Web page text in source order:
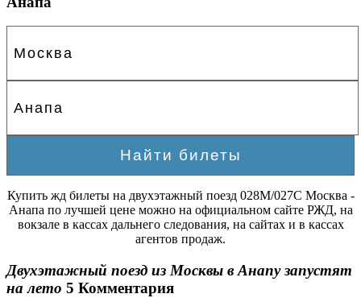
Купить жд билеты на двухэтажный поезд 028М/027С Москва -
Анапа по лучшей цене можно на официальном сайте РЖД, на
вокзале в кассах дальнего следования, на сайтах и в кассах
агентов продаж.
Двухэтажный поезд из Москвы в Анапу запустят
на лето 5 Комментария